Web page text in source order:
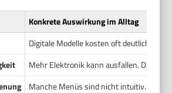
Konkrete Auswirkung im Alltag
Digitale Modelle kosten oft deutlich
Mehr Elektronik kann ausfallen. Das
Manche Menüs sind nicht intuitiv.